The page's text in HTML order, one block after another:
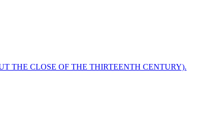
THE CLOSE OF THE THIRTEENTH CENTURY).